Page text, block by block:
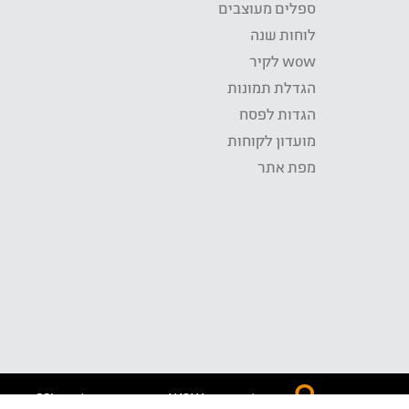
ספלים מעוצבים
לוחות שנה
wow לקיר
הגדלת תמונות
הגדות לפסח
מועדון לקוחות
מפת אתר
התשלום באתר WOW מאובטח בטכנולוגית SSL